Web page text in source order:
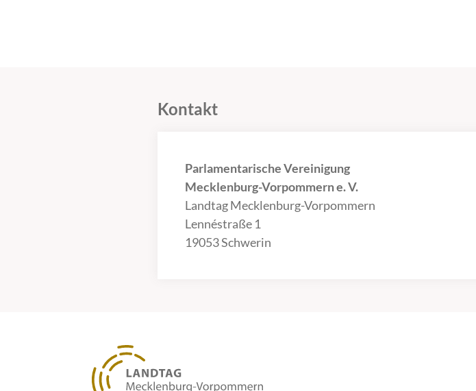
Kontakt
Parlamentarische Vereinigung
Mecklenburg-Vorpommern e. V.
Landtag Mecklenburg-Vorpommern
Lennéstraße 1
19053 Schwerin